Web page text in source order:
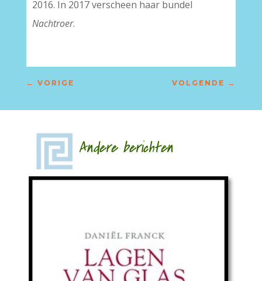
2016. In 2017 verscheen haar bundel
Nachtroer.
← VORIGE VOLGENDE →
Andere berichten